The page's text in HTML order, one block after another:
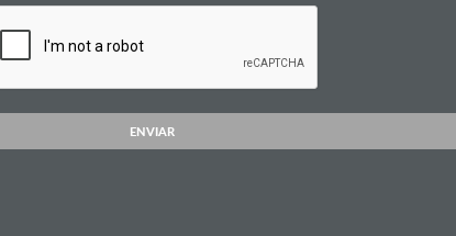
ENVIAR